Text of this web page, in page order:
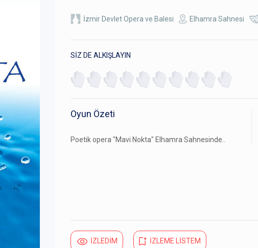
İzmir Devlet Opera ve Balesi Elhamra Sahnesi
SİZ DE ALKIŞLAYIN
Oyun Özeti
Poetik opera "Mavi Nokta" Elhamra Sahnesinde..
İZLEDİM İZLEME LİSTEM